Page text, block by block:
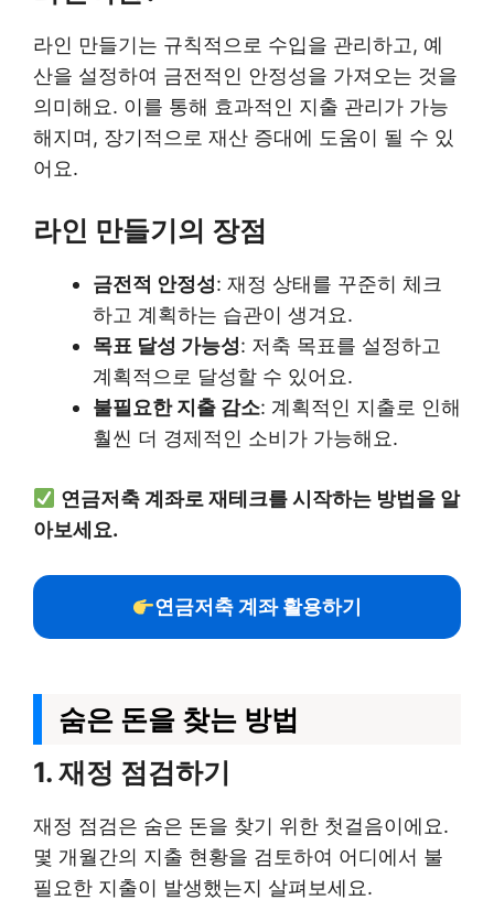
라인 만들기는 규칙적으로 수입을 관리하고, 예
산을 설정하여 금전적인 안정성을 가져오는 것을
의미해요. 이를 통해 효과적인 지출 관리가 가능
해지며, 장기적으로 재산 증대에 도움이 될 수 있
어요.
라인 만들기의 장점
금전적 안정성: 재정 상태를 꾸준히 체크
하고 계획하는 습관이 생겨요.
목표 달성 가능성: 저축 목표를 설정하고
계획적으로 달성할 수 있어요.
불필요한 지출 감소: 계획적인 지출로 인해
훨씬 더 경제적인 소비가 가능해요.
연금저축 계좌로 재테크를 시작하는 방법을 알
아보세요.
연금저축 계좌 활용하기
숨은 돈을 찾는 방법
1. 재정 점검하기
재정 점검은 숨은 돈을 찾기 위한 첫걸음이에요.
몇 개월간의 지출 현황을 검토하여 어디에서 불
필요한 지출이 발생했는지 살펴보세요.